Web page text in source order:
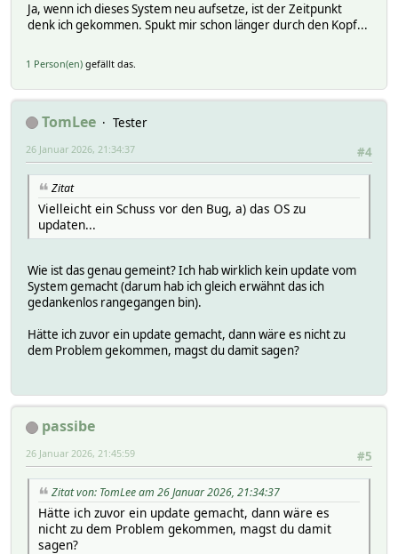
Ja, wenn ich dieses System neu aufsetze, ist der Zeitpunkt
denk ich gekommen. Spukt mir schon länger durch den Kopf...
1 Person(en) gefällt das.
TomLee
Tester
#4
26 Januar 2026, 21:34:37
Zitat
Vielleicht ein Schuss vor den Bug, a) das OS zu
updaten...
Wie ist das genau gemeint? Ich hab wirklich kein update vom
System gemacht (darum hab ich gleich erwähnt das ich
gedankenlos rangegangen bin).
Hätte ich zuvor ein update gemacht, dann wäre es nicht zu
dem Problem gekommen, magst du damit sagen?
passibe
#5
26 Januar 2026, 21:45:59
Zitat von: TomLee am 26 Januar 2026, 21:34:37
Hätte ich zuvor ein update gemacht, dann wäre es
nicht zu dem Problem gekommen, magst du damit
sagen?